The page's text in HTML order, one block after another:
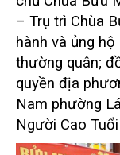
– Trụ trì Chùa
hành và ủng
thường quân;
quyền địa
Nam phường
Người Cao